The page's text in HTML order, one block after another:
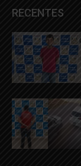
RECENTES